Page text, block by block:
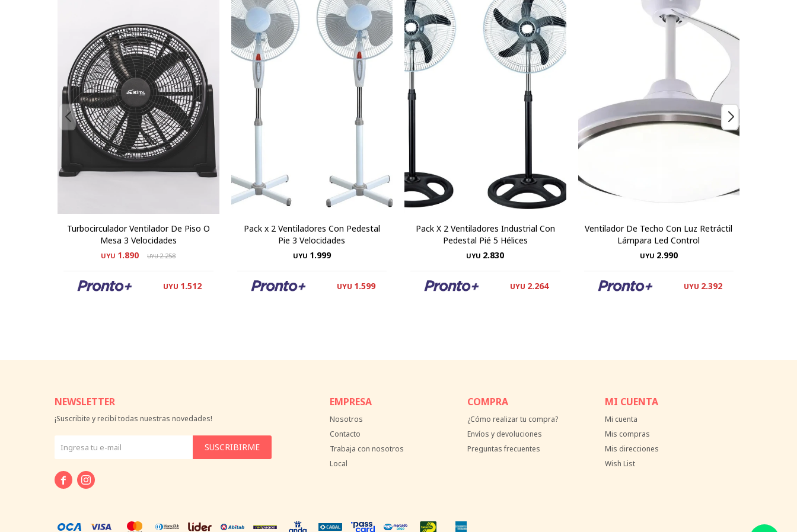
Turbocirculador Ventilador De Piso O
Mesa 3 Velocidades
UYU 1.890 UYU2.258
UYU 1.512
Pack x 2 Ventiladores Con Pedestal
Pie 3 Velocidades
UYU 1.999
UYU 1.599
Pack X 2 Ventiladores Industrial Con
Pedestal Pié 5 Hélices
UYU 2.830
UYU 2.264
Ventilador De Techo Con Luz Retráctil
Lámpara Led Control
UYU 2.990
UYU 2.392
EMPRESA
Nosotros
Contacto
Trabaja con nosotros
Local
COMPRA
¿Cómo realizar tu compra?
Envíos y devoluciones
Preguntas frecuentes
MI CUENTA
Mi cuenta
Mis compras
Mis direcciones
Wish List
NEWSLETTER
¡Suscribite y recibí todas nuestras novedades!
SUSCRIBIRME
 